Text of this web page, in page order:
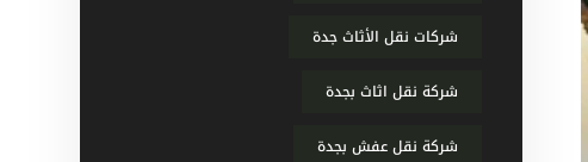
شركات نقل الأثاث جدة
شركة نقل اثاث بجدة
شركة نقل عفش بجدة